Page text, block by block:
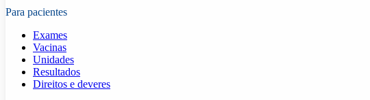
Para pacientes
Exames
Vacinas
Unidades
Resultados
Direitos e deveres